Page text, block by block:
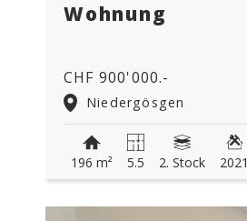
Wohnung
CHF 900'000.-
Niedergösgen
196 m² 5.5 2. Stock 2021